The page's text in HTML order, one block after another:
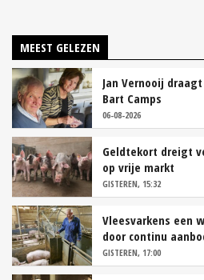
MEEST GELEZEN
Jan Vernooij
Bart Camps
06-08-2026
Geldtekort dreigt
op vrije markt
GISTEREN, 15:32
Vleesvarkens een
door continu
GISTEREN, 17:00